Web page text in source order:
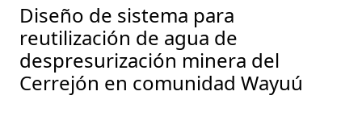
Diseño de sistema para
reutilización de agua de
despresurización minera del
Cerrejón en comunidad Wayuú